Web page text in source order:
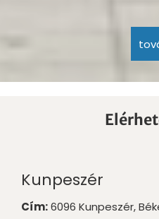
Kunpeszér
Cím:6096 Kunpeszér,